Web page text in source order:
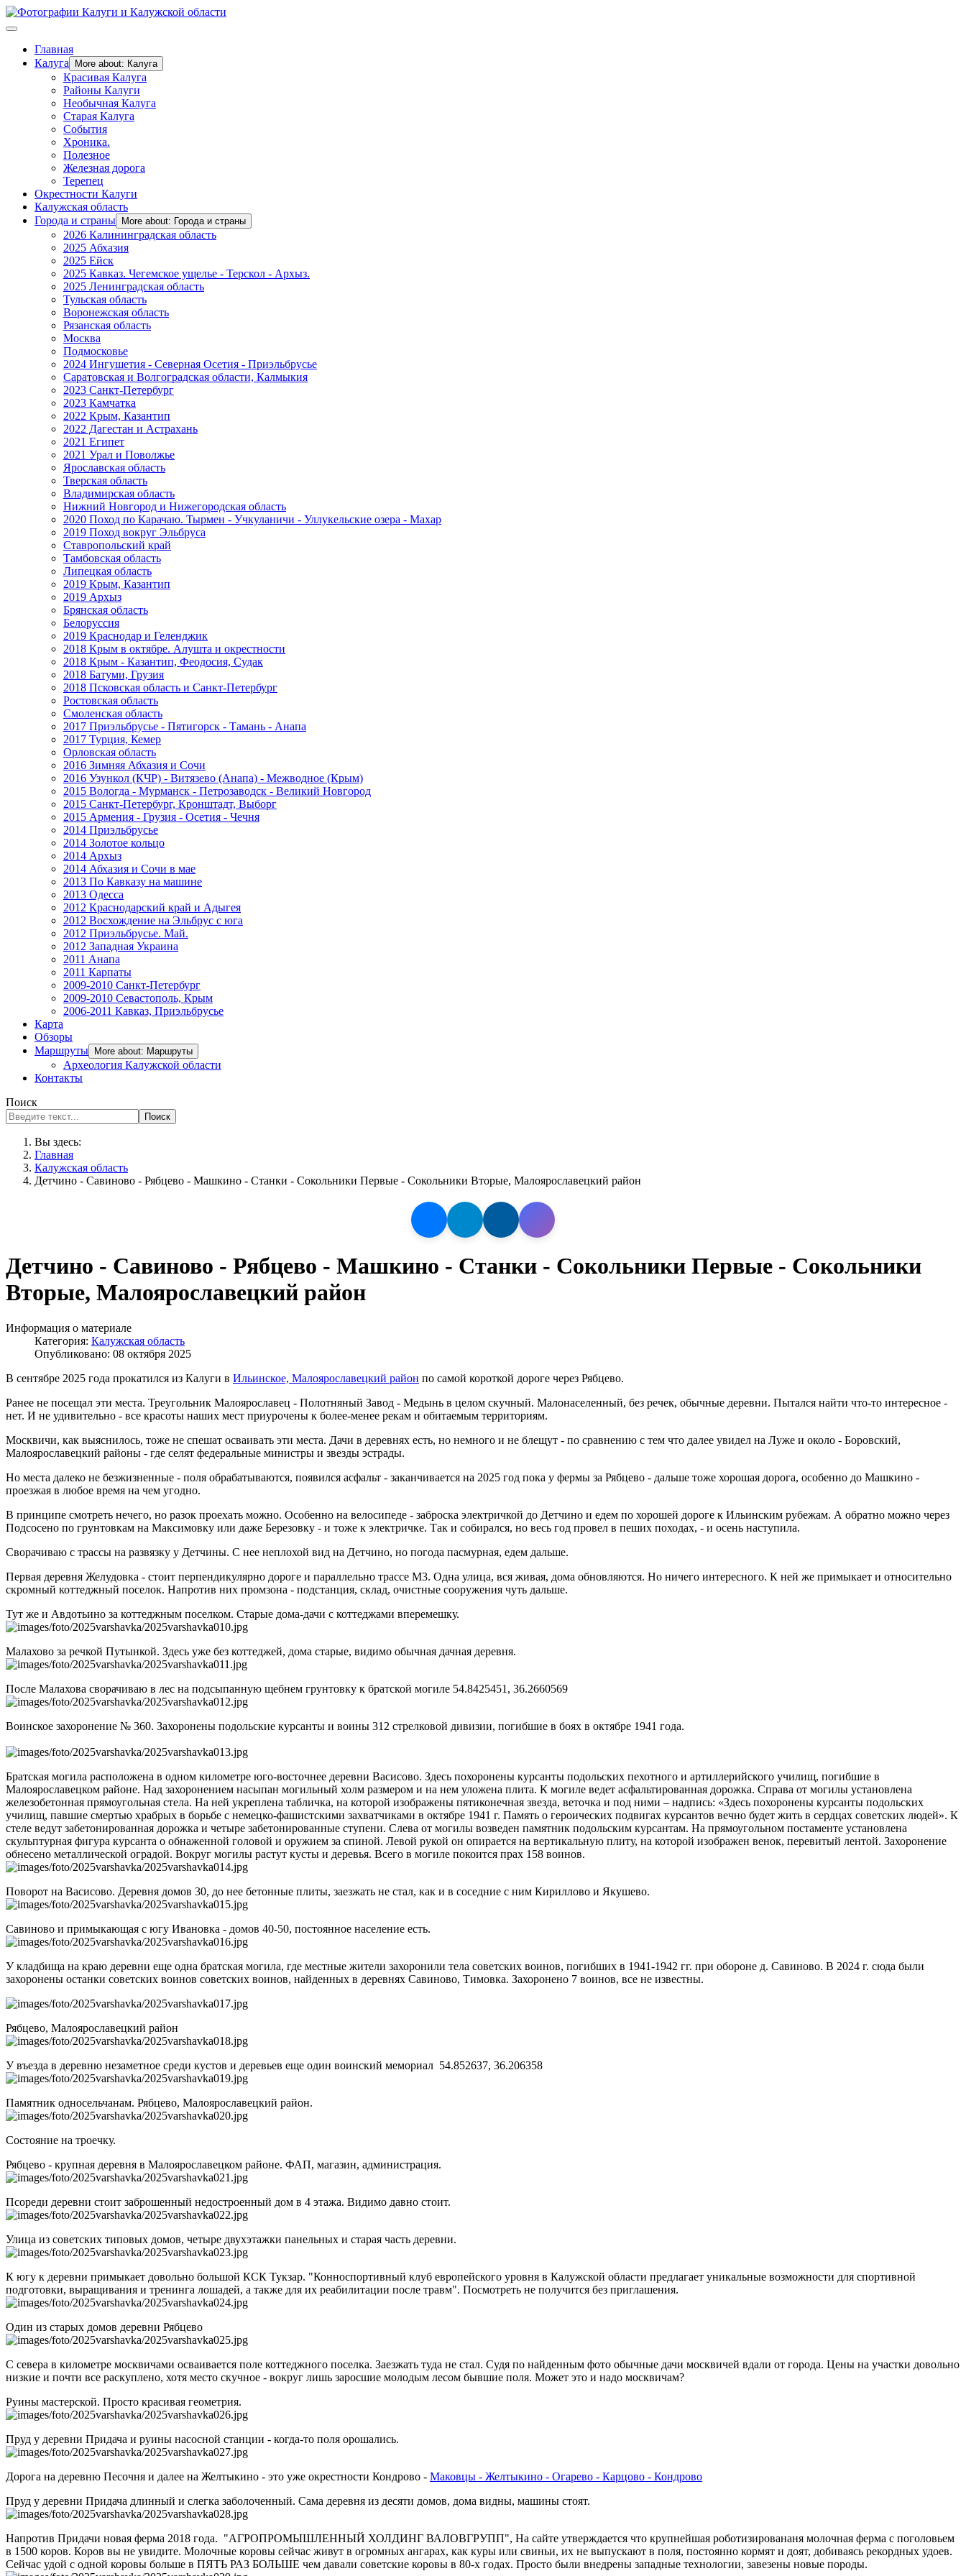
Главная
Калуга
More about: Калуга
Красивая Калуга
Районы Калуги
Необычная Калуга
Старая Калуга
События
Хроника.
Полезное
Железная дорога
Терепец
Окрестности Калуги
Калужская область
Города и страны
More about: Города и страны
2026 Калининградская область
2025 Абхазия
2025 Ейск
2025 Кавказ. Чегемское ущелье - Терскол - Архыз.
2025 Ленинградская область
Тульская область
Воронежская область
Рязанская область
Москва
Подмосковье
2024 Ингушетия - Северная Осетия - Приэльбрусье
Саратовская и Волгоградская области, Калмыкия
2023 Санкт-Петербург
2023 Камчатка
2022 Крым, Казантип
2022 Дагестан и Астрахань
2021 Египет
2021 Урал и Поволжье
Ярославская область
Тверская область
Владимирская область
Нижний Новгород и Нижегородская область
2020 Поход по Карачаю. Тырмен - Учкуланичи - Уллукельские озера - Махар
2019 Поход вокруг Эльбруса
Ставропольский край
Тамбовская область
Липецкая область
2019 Крым, Казантип
2019 Архыз
Брянская область
Белоруссия
2019 Краснодар и Геленджик
2018 Крым в октябре. Алушта и окрестности
2018 Крым - Казантип, Феодосия, Судак
2018 Батуми, Грузия
2018 Псковская область и Санкт-Петербург
Ростовская область
Смоленская область
2017 Приэльбрусье - Пятигорск - Тамань - Анапа
2017 Турция, Кемер
Орловская область
2016 Зимняя Абхазия и Сочи
2016 Узункол (КЧР) - Витязево (Анапа) - Межводное (Крым)
2015 Вологда - Мурманск - Петрозаводск - Великий Новгород
2015 Санкт-Петербург, Кронштадт, Выборг
2015 Армения - Грузия - Осетия - Чечня
2014 Приэльбрусье
2014 Золотое кольцо
2014 Архыз
2014 Абхазия и Сочи в мае
2013 По Кавказу на машине
2013 Одесса
2012 Краснодарский край и Адыгея
2012 Восхождение на Эльбрус с юга
2012 Приэльбрусье. Май.
2012 Западная Украина
2011 Анапа
2011 Карпаты
2009-2010 Санкт-Петербург
2009-2010 Севастополь, Крым
2006-2011 Кавказ, Приэльбрусье
Карта
Обзоры
Маршруты
More about: Маршруты
Археология Калужской области
Контакты
Поиск
Поиск
Вы здесь:
Главная
Калужская область
Детчино - Савиново - Рябцево - Машкино - Станки - Сокольники Первые - Сокольники Вторые, Малоярославецкий район
Детчино - Савиново - Рябцево - Машкино - Станки - Сокольники Первые - Сокольники
Вторые, Малоярославецкий район
Информация о материале
Категория: Калужская область
Опубликовано: 08 октября 2025
В сентябре 2025 года прокатился из Калуги в Ильинское, Малоярославецкий район по самой короткой дороге через Рябцево.
Ранее не посещал эти места. Треугольник Малоярославец - Полотняный Завод - Медынь в целом скучный. Малонаселенный, без речек, обычные деревни. Пытался найти что-то интересное -
нет. И не удивительно - все красоты наших мест приурочены к более-менее рекам и обитаемым территориям.
Москвичи, как выяснилось, тоже не спешат осваивать эти места. Дачи в деревнях есть, но немного и не блещут - по сравнению с тем что далее увидел на Луже и около - Боровский,
Малоярославецкий районы - где селят федеральные министры и звезды эстрады.
Но места далеко не безжизненные - поля обрабатываются, появился асфальт - заканчивается на 2025 год пока у фермы за Рябцево - дальше тоже хорошая дорога, особенно до Машкино -
проезжая в любое время на чем угодно.
В принципе смотреть нечего, но разок проехать можно. Особенно на велосипеде - заброска электричкой до Детчино и едем по хорошей дороге к Ильинским рубежам. А обратно можно через
Подсосено по грунтовкам на Максимовку или даже Березовку - и тоже к электричке. Так и собирался, но весь год провел в пеших походах, - и осень наступила.
Сворачиваю с трассы на развязку у Детчины. С нее неплохой вид на Детчино, но погода пасмурная, едем дальше.
Первая деревня Желудовка - стоит перпендикулярно дороге и параллельно трассе М3. Одна улица, вся живая, дома обновляются. Но ничего интересного. К ней же примыкает и относительно
скромный коттеджный поселок. Напротив них промзона - подстанция, склад, очистные сооружения чуть дальше.
Тут же и Авдотьино за коттеджным поселком. Старые дома-дачи с коттеджами вперемешку.
Малахово за речкой Путынкой. Здесь уже без коттеджей, дома старые, видимо обычная дачная деревня.
После Малахова сворачиваю в лес на подсыпанную щебнем грунтовку к братской могиле 54.8425451, 36.2660569
Воинское захоронение № 360. Захоронены подольские курсанты и воины 312 стрелковой дивизии, погибшие в боях в октябре 1941 года.
Братская могила расположена в одном километре юго-восточнее деревни Васисово. Здесь похоронены курсанты подольских пехотного и артиллерийского училищ, погибшие в
Малоярославецком районе. Над захоронением насыпан могильный холм размером и на нем уложена плита. К могиле ведет асфальтированная дорожка. Справа от могилы установлена
железобетонная прямоугольная стела. На ней укреплена табличка, на которой изображены пятиконечная звезда, веточка и под ними – надпись: «Здесь похоронены курсанты подольских
училищ, павшие смертью храбрых в борьбе с немецко-фашистскими захватчиками в октябре 1941 г. Память о героических подвигах курсантов вечно будет жить в сердцах советских людей». К
стеле ведут забетонированная дорожка и четыре забетонированные ступени. Слева от могилы возведен памятник подольским курсантам. На прямоугольном постаменте установлена
скульптурная фигура курсанта о обнаженной головой и оружием за спиной. Левой рукой он опирается на вертикальную плиту, на которой изображен венок, перевитый лентой. Захоронение
обнесено металлической оградой. Вокруг могилы растут кусты и деревья. Всего в могиле покоится прах 158 воинов.
Поворот на Васисово. Деревня домов 30, до нее бетонные плиты, заезжать не стал, как и в соседние с ним Кириллово и Якушево.
Савиново и примыкающая с югу Ивановка - домов 40-50, постоянное население есть.
У кладбища на краю деревни еще одна братская могила, где местные жители захоронили тела советских воинов, погибших в 1941-1942 гг. при обороне д. Савиново. В 2024 г. сюда были
захоронены останки советских воинов советских воинов, найденных в деревнях Савиново, Тимовка. Захоронено 7 воинов, все не известны.
Рябцево, Малоярославецкий район
У въезда в деревню незаметное среди кустов и деревьев еще один воинский мемориал 54.852637, 36.206358
Памятник односельчанам. Рябцево, Малоярославецкий район.
Состояние на троечку.
Рябцево - крупная деревня в Малоярославецком районе. ФАП, магазин, администрация.
Псореди деревни стоит заброшенный недостроенный дом в 4 этажа. Видимо давно стоит.
Улица из советских типовых домов, четыре двухэтажки панельных и старая часть деревни.
К югу к деревни примыкает довольно большой КСК Тукзар. "Конноспортивный клуб европейского уровня в Калужской области предлагает уникальные возможности для спортивной
подготовки, выращивания и тренинга лошадей, а также для их реабилитации после травм". Посмотреть не получится без приглашения.
Один из старых домов деревни Рябцево
С севера в километре москвичами осваивается поле коттеджного поселка. Заезжать туда не стал. Судя по найденным фото обычные дачи москвичей вдали от города. Цены на участки довольно
низкие и почти все раскуплено, хотя место скучное - вокруг лишь заросшие молодым лесом бывшие поля. Может это и надо москвичам?
Руины мастерской. Просто красивая геометрия.
Пруд у деревни Придача и руины насосной станции - когда-то поля орошались.
Дорога на деревню Песочня и далее на Желтыкино - это уже окрестности Кондрово - Маковцы - Желтыкино - Огарево - Карцово - Кондрово
Пруд у деревни Придача длинный и слегка заболоченный. Сама деревня из десяти домов, дома видны, машины стоят.
Напротив Придачи новая ферма 2018 года. "АГРОПРОМЫШЛЕННЫЙ ХОЛДИНГ ВАЛОВГРУПП", На сайте утверждается что крупнейшая роботизировананя молочная ферма с поголовьем
в 1500 коров. Коров вы не увидите. Молочные коровы сейчас живут в огромных ангарах, как куры или свиньи, их не выпускают в поля, постоянно кормят и доят, добиваясь рекордных удоев.
Сейчас удой с одной коровы больше в ПЯТЬ РАЗ БОЛЬШЕ чем давали советские коровы в 80-х годах. Просто были внедрены западные технологии, завезены новые породы.